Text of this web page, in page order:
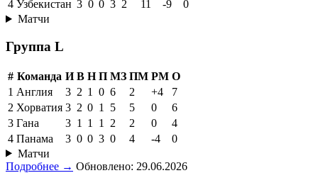
4 Узбекистан 3 0 0 3 2 11 -9
0
Матчи
Группа L
# Команда И В Н П МЗ ПМ РМ О
1 Англия 3 2 1 0 6 2 +4
7
2 Хорватия 3 2 0 1 5 5 0
6
3 Гана 3 1 1 1 2 2 0
4
4 Панама 3 0 0 3 0 4 -4
0
Матчи
Подробнее → Обновлено: 29.06.2026